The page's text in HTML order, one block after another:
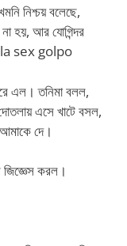
নিশ্চয় বলেছে,
হয়, আর যোগিন্দর
sex golpo
এল। তনিমা বলল,
এসে খাটে বসল,
আমাকে দে।
জিজ্ঞেস করল।